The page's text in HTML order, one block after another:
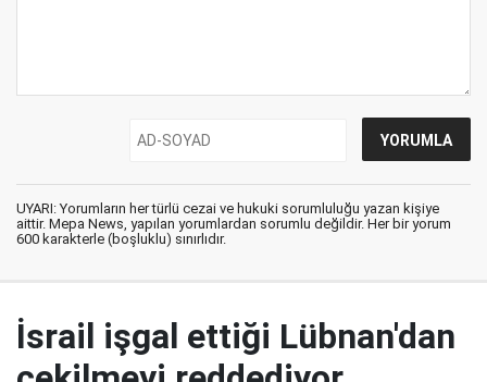
UYARI: Yorumların her türlü cezai ve hukuki sorumluluğu yazan kişiye
aittir. Mepa News, yapılan yorumlardan sorumlu değildir. Her bir yorum
600 karakterle (boşluklu) sınırlıdır.
İsrail işgal ettiği Lübnan'dan